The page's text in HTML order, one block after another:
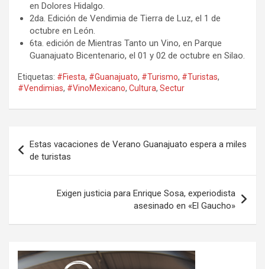
en Dolores Hidalgo.
2da. Edición de Vendimia de Tierra de Luz, el 1 de
octubre en León.
6ta. edición de Mientras Tanto un Vino, en Parque
Guanajuato Bicentenario, el 01 y 02 de octubre en Silao.
Etiquetas: #Fiesta, #Guanajuato, #Turismo, #Turistas,
#Vendimias, #VinoMexicano, Cultura, Sectur
de
entradas
Estas vacaciones de Verano Guanajuato espera a miles
de turistas
Exigen justicia para Enrique Sosa, experiodista
asesinado en «El Gaucho»